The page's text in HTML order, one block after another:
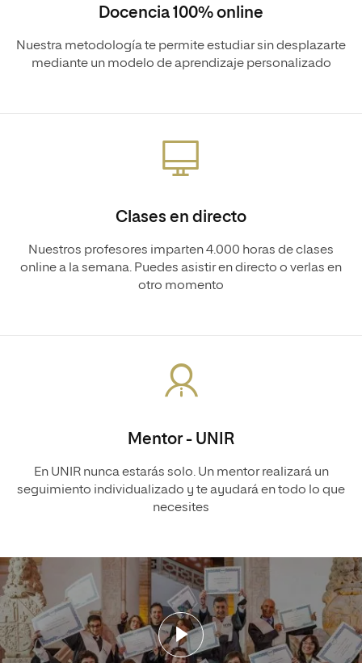
Docencia 100% online
Nuestra metodología te permite estudiar sin desplazarte
mediante un modelo de aprendizaje personalizado
Clases en directo
Nuestros profesores imparten 4.000 horas de clases
online a la semana. Puedes asistir en directo o verlas en
otro momento
Mentor - UNIR
En UNIR nunca estarás solo. Un mentor realizará un
seguimiento individualizado y te ayudará en todo lo que
necesites